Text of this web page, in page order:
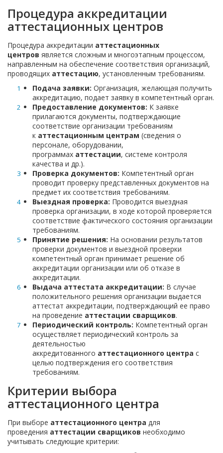
Процедура аккредитации
аттестационных центров
Процедура аккредитации аттестационных
центров является сложным и многоэтапным процессом,
направленным на обеспечение соответствия организаций,
проводящих аттестацию, установленным требованиям.
Подача заявки: Организация, желающая получить
аккредитацию, подает заявку в компетентный орган.
Предоставление документов: К заявке
прилагаются документы, подтверждающие
соответствие организации требованиям
к аттестационным центрам (сведения о
персонале, оборудовании,
программах аттестации, системе контроля
качества и др.).
Проверка документов: Компетентный орган
проводит проверку представленных документов на
предмет их соответствия требованиям.
Выездная проверка: Проводится выездная
проверка организации, в ходе которой проверяется
соответствие фактического состояния организации
требованиям.
Принятие решения: На основании результатов
проверки документов и выездной проверки
компетентный орган принимает решение об
аккредитации организации или об отказе в
аккредитации.
Выдача аттестата аккредитации: В случае
положительного решения организации выдается
аттестат аккредитации, подтверждающий ее право
на проведение аттестации сварщиков.
Периодический контроль: Компетентный орган
осуществляет периодический контроль за
деятельностью
аккредитованного аттестационного центра с
целью подтверждения его соответствия
требованиям.
Критерии выбора
аттестационного центра
При выборе аттестационного центра для
проведения аттестации сварщиков необходимо
учитывать следующие критерии: